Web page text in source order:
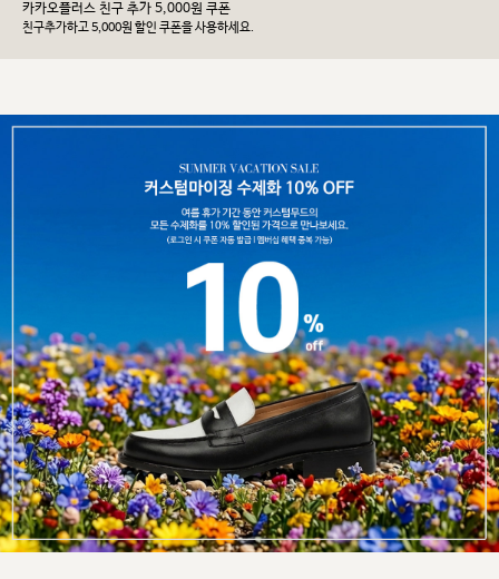
카카오플러스 친구 추가 5,000원 쿠폰
친구추가하고 5,000원 할인 쿠폰을 사용하세요.